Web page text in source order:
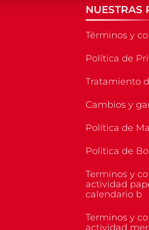
NUESTRAS
Términos y
Política de
Tratamiento
Cambios y
Política de
Política de
Terminos y
actividad
calendario b
Terminos y
actividad